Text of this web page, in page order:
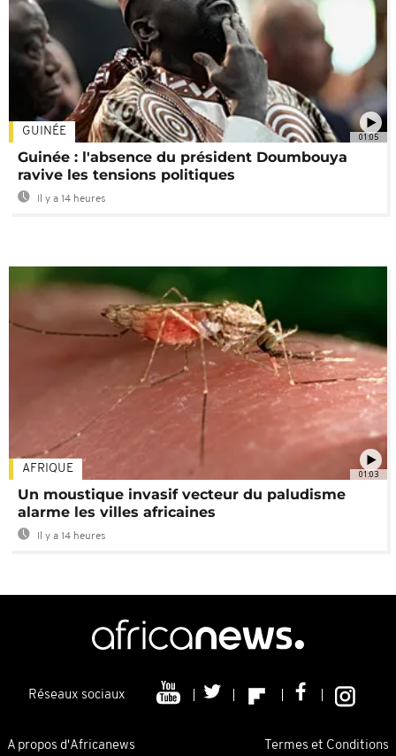
01:05
GUINÉE
Guinée : l'absence du président Doumbouya
ravive les tensions politiques
Il y a 14 heures
01:03
AFRIQUE
Un moustique invasif vecteur du paludisme
alarme les villes africaines
Il y a 14 heures
Réseaux sociaux
A propos d'Africanews Termes et Conditions